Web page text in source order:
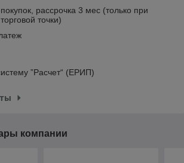
рассрочка 3 мес (только при
точки)
”Расчет“ (ЕРИП)
компании